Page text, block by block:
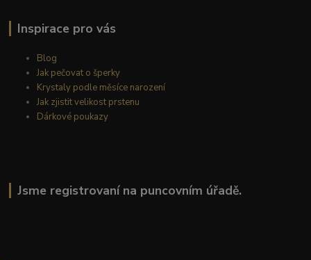
Inspirace pro vás
Blog
Jak pečovat o šperky
Krystaly podle měsíce narození
Jak zjistit velikost prstenu
Dárkové poukazy
Jsme registrovaní na puncovním úřadě.